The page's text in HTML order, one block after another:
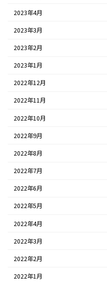
2023年4月
2023年3月
2023年2月
2023年1月
2022年12月
2022年11月
2022年10月
2022年9月
2022年8月
2022年7月
2022年6月
2022年5月
2022年4月
2022年3月
2022年2月
2022年1月